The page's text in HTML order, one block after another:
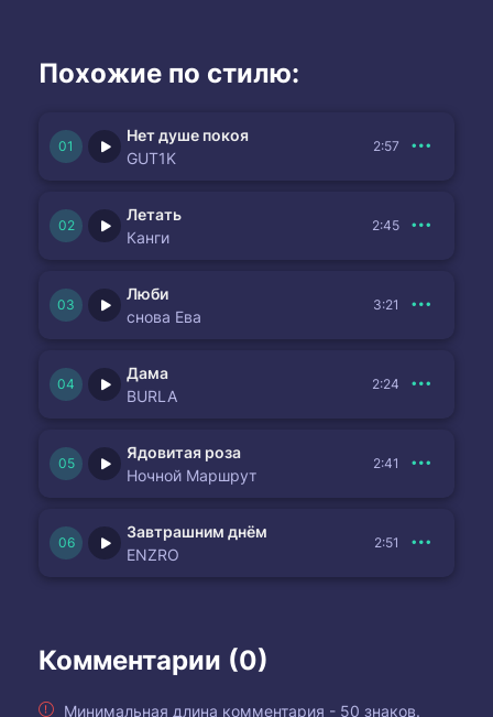
Похожие по стилю:
Нет душе покоя
GUT1K
2:57
Летать
Канги
2:45
Люби
снова Ева
3:21
Дама
BURLA
2:24
Ядовитая роза
Ночной Маршрут
2:41
Завтрашним днём
ENZRO
2:51
Комментарии (0)
Минимальная длина комментария - 50 знаков.